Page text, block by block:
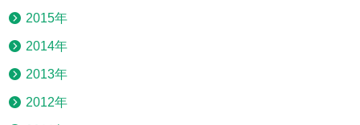
2015年
2014年
2013年
2012年